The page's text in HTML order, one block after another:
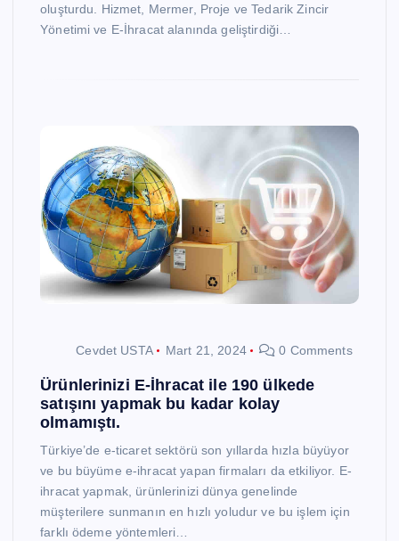
oluşturdu. Hizmet, Mermer, Proje ve Tedarik Zincir
Yönetimi ve E-İhracat alanında geliştirdiği…
Cevdet USTA Mart 21, 2024 0 Comments
Ürünlerinizi E-İhracat ile 190 ülkede
satışını yapmak bu kadar kolay
olmamıştı.
Türkiye’de e-ticaret sektörü son yıllarda hızla büyüyor
ve bu büyüme e-ihracat yapan firmaları da etkiliyor. E-
ihracat yapmak, ürünlerinizi dünya genelinde
müşterilere sunmanın en hızlı yoludur ve bu işlem için
farklı ödeme yöntemleri…